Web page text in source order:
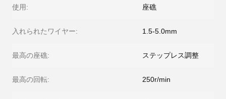
使用: 座礁
入れられたワイヤー: 1.5-5.0mm
最高の座礁: ステップレス調整
最高の回転: 250r/min